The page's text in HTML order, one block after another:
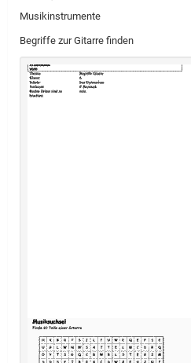
Musikinstrumente
Begriffe zur Gitarre finden